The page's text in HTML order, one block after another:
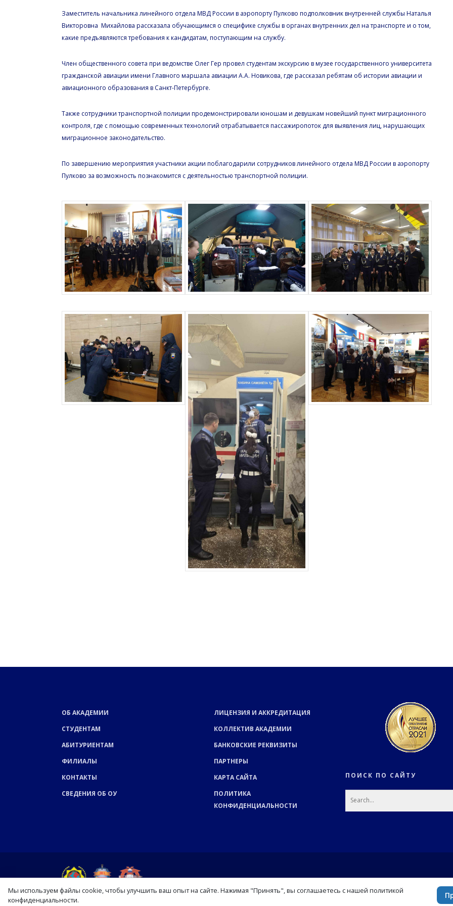
Заместитель начальника линейного отдела МВД России в аэропорту Пулково подполковник внутренней службы Наталья
Викторовна Михайлова рассказала обучающимся о специфике службы в органах внутренних дел на транспорте и о том,
какие предъявляются требования к кандидатам, поступающим на службу.
Член общественного совета при ведомстве Олег Гер провел студентам экскурсию в музее государственного университета
гражданской авиации имени Главного маршала авиации А.А. Новикова, где рассказал ребятам об истории авиации и
авиационного образования в Санкт-Петербурге.
Также сотрудники транспортной полиции продемонстрировали юношам и девушкам новейший пункт миграционного
контроля, где с помощью современных технологий отрабатывается пассажиропоток для выявления лиц, нарушающих
миграционное законодательство.
По завершению мероприятия участники акции поблагодарили сотрудников линейного отдела МВД России в аэропорту
Пулково за возможность познакомится с деятельностью транспортной полиции.
ОБ АКАДЕМИИ
СТУДЕНТАМ
АБИТУРИЕНТАМ
ФИЛИАЛЫ
КОНТАКТЫ
СВЕДЕНИЯ ОБ ОУ
ЛИЦЕНЗИЯ И АККРЕДИТАЦИЯ
КОЛЛЕКТИВ АКАДЕМИИ
БАНКОВСКИЕ РЕКВИЗИТЫ
ПАРТНЕРЫ
КАРТА САЙТА
ПОЛИТИКА
КОНФИДЕНЦИАЛЬНОСТИ
ПОИСК ПО САЙТУ
Мы используем файлы cookie, чтобы улучшить ваш опыт на сайте. Нажимая "Принять", вы соглашаетесь с нашей политикой
конфиденциальности.